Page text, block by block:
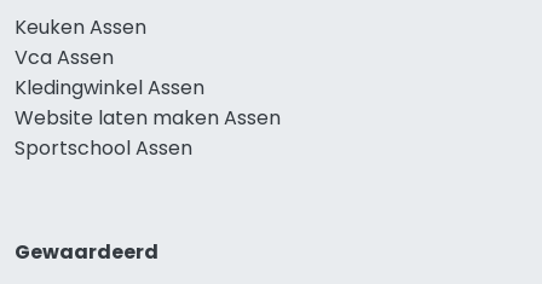
Keuken Assen
Vca Assen
Kledingwinkel Assen
Website laten maken Assen
Sportschool Assen
Gewaardeerd